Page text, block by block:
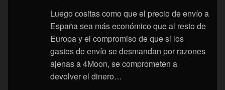
Luego cositas como que el precio de envío a
España sea más económico que al resto de
Europa y el compromiso de que si los
gastos de envío se desmandan por razones
ajenas a 4Moon, se comprometen a
devolver el dinero…